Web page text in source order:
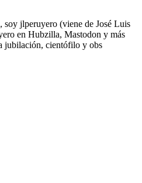
jlperuyero (viene de José Luis
en Hubzilla, Mastodon y más
jubilación, cientófilo y obs